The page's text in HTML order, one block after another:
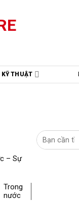
KỸ THUẬT
– Sự
Trong
nước